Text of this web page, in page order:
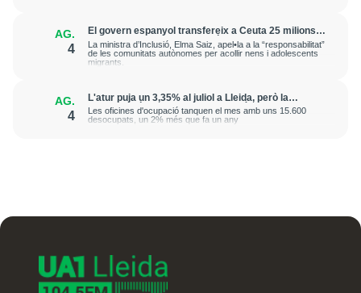
AG.
4
El govern espanyol transfereix a Ceuta 25 milions
d’euros per garantir l’atenció dels menors arribats
els darrers dies
La ministra d’Inclusió, Elma Saiz, apel•la a la “responsabilitat”
de les comunitats autònomes per acollir nens i adolescents
migrants.
AG.
4
L'atur puja un 3,35% al juliol a Lleida, però la
demarcació suma 4.667 afiliats més a la Seguretat
Social
Les oficines d'ocupació tanquen el mes amb uns 15.600
desocupats, un 2% més que fa un any